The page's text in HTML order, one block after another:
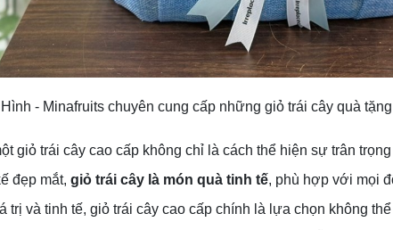
Hình - Minafruits chuyên cung cấp những giỏ trái cây quà
giỏ trái cây cao cấp không chỉ là cách thể hiện sự trân
đẹp mắt, giỏ trái cây là món quà tinh tế, phù hợp với mọi
trị và tinh tế, giỏ trái cây cao cấp chính là lựa chọn không